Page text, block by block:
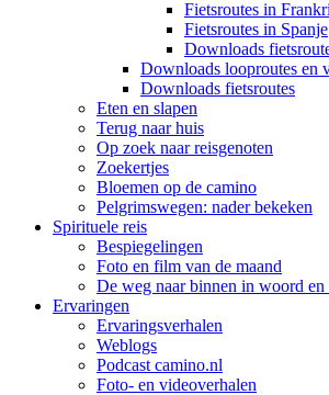
Fietsroutes in
Fietsroutes in Spanje
Downloads
Downloads looproutes en
Downloads fietsroutes
Eten en slapen
Terug naar huis
Op zoek naar reisgenoten
Zoekertjes
Bloemen op de camino
Pelgrimswegen: nader bekeken
Spirituele reis
Bespiegelingen
Foto en film van de maand
De weg naar binnen in woord en
Ervaringen
Ervaringsverhalen
Weblogs
Podcast camino.nl
Foto- en videoverhalen